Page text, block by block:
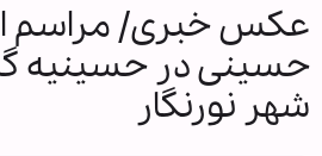
عکس خبری/ مراسم
حسینی در حسینیه
شهر نورنگار